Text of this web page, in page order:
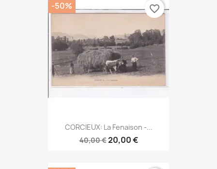
CORCIEUX: La Fenaison -...
40,00 €20,00 €
-50% favorite_border